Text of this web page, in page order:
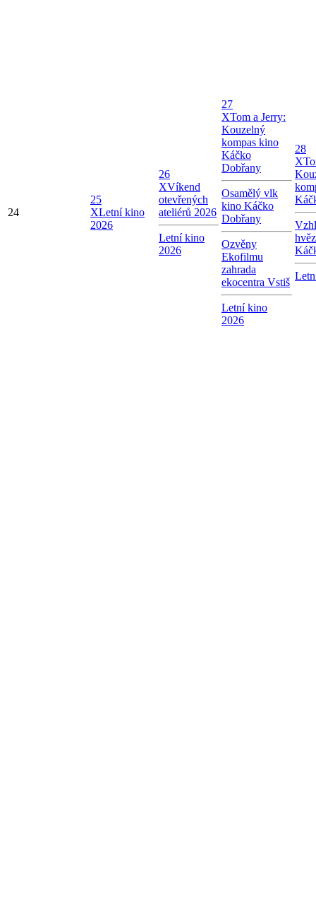
24
25
XLetní kino
2026
26
XVíkend
otevřených
ateliérů 2026
Letní kino
2026
27
XTom a Jerry:
Kouzelný
kompas kino
Káčko
Dobřany
Osamělý vlk
kino Káčko
Dobřany
Ozvěny
Ekofilmu
zahrada
ekocentra Vstiš
Letní kino
2026
28
X